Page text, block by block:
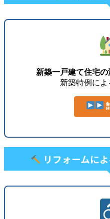
新築一戸建て住宅
新築特例に
リフォームに